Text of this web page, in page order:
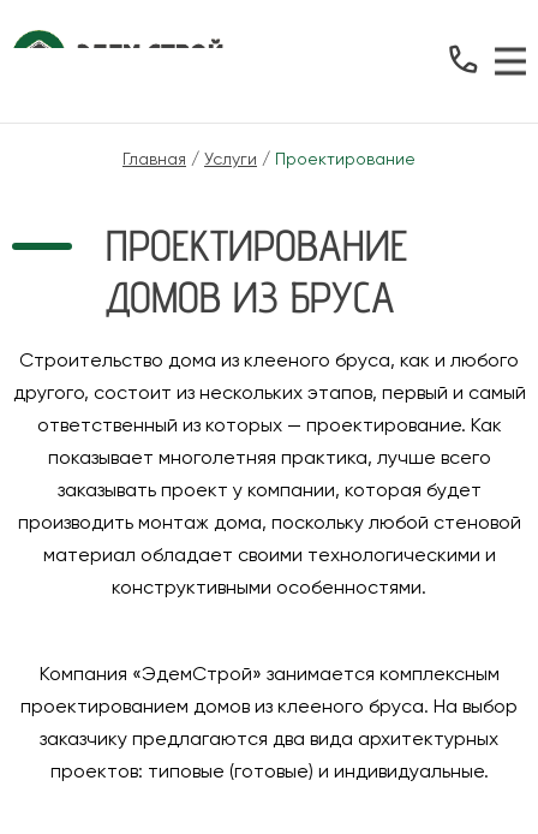
Главная / Услуги / Проектирование
ПРОЕКТИРОВАНИЕ
ДОМОВ ИЗ БРУСА
Строительство дома из клееного бруса, как и любого
другого, состоит из нескольких этапов, первый и самый
ответственный из которых — проектирование. Как
показывает многолетняя практика, лучше всего
заказывать проект у компании, которая будет
производить монтаж дома, поскольку любой стеновой
материал обладает своими технологическими и
конструктивными особенностями.
Компания «ЭдемСтрой» занимается комплексным
проектированием домов из клееного бруса. На выбор
заказчику предлагаются два вида архитектурных
проектов: типовые (готовые) и индивидуальные.